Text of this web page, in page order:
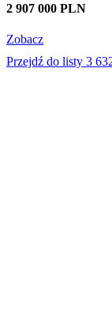
2 907 000 PLN
Zobacz
Przejdź do listy 3